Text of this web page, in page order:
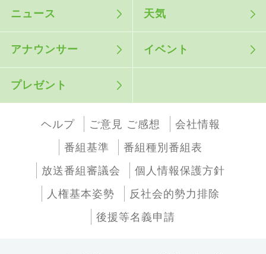
ニュース 天気
アナウンサー イベント
プレゼント
ヘルプ ご意見 ご感想
会社情報
番組基準
番組種別番組表
放送番組審議会
個人情報保護方針
人権基本姿勢
反社会的勢力排除
後援等名義申請